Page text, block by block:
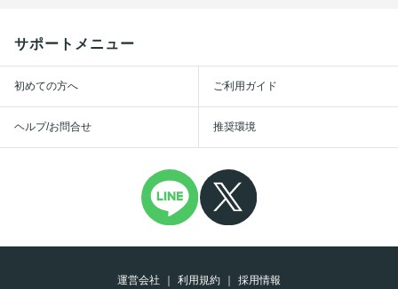
サポートメニュー
初めての方へ ご利用ガイド
ヘルプ/お問合せ 推奨環境
運営会社 利用規約 採用情報